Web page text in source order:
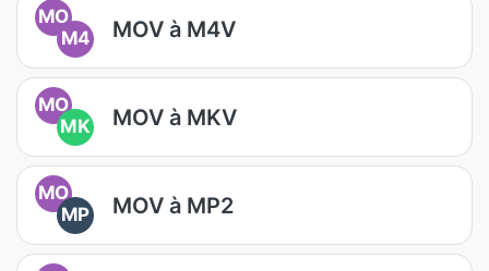
MO
M4
MOV à M4V
MO
MK
MOV à MKV
MO
MP
MOV à MP2